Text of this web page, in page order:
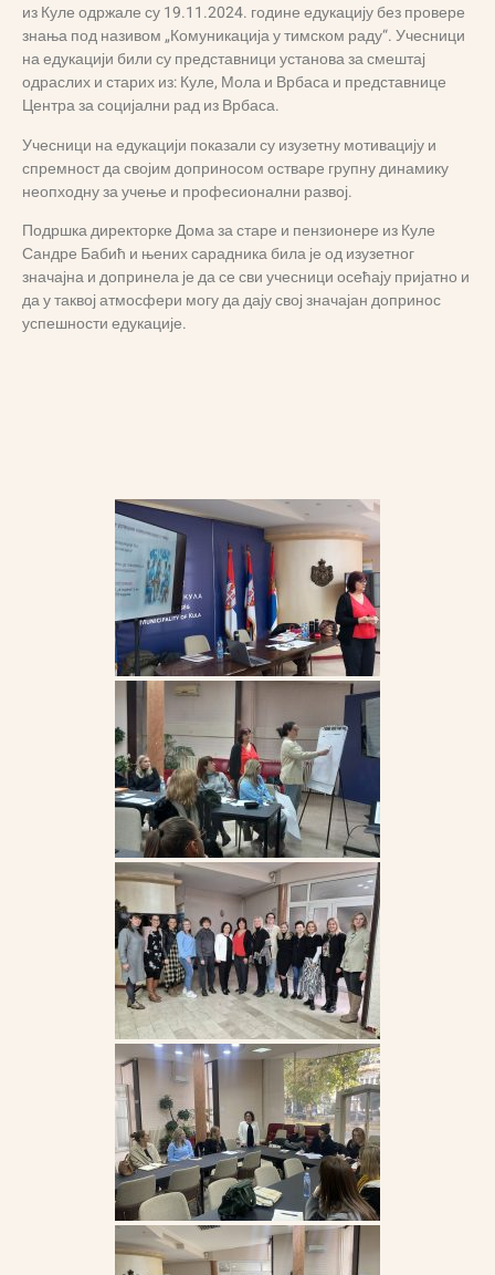
из Куле одржале су 19.11.2024. године едукацију без провере
знања под називом „Комуникација у тимском раду“. Учесници
на едукацији били су представници установа за смештај
одраслих и старих из: Куле, Мола и Врбаса и представнице
Центра за социјални рад из Врбаса.
Учесници на едукацији показали су изузетну мотивацију и
спремност да својим доприносом остваре групну динамику
неопходну за учење и професионални развој.
Подршка директорке Дома за старе и пензионере из Куле
Сандре Бабић и њених сарадника била је од изузетног
значајна и допринела је да се сви учесници осећају пријатно и
да у таквој атмосфери могу да дају свој значајан допринос
успешности едукације.